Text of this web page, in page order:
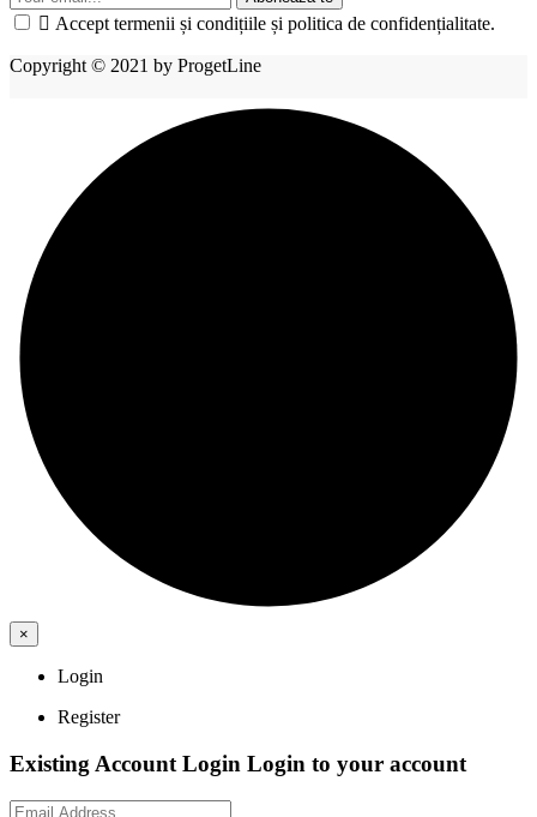
 Accept termenii și condițiile și politica de confidențialitate.
Copyright © 2021 by ProgetLine
×
Login
Register
Existing Account Login Login to your account